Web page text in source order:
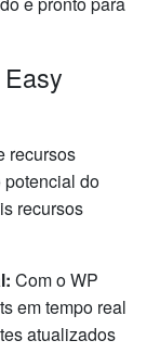
recursos
potencial do
recursos
Com o WP
em tempo real
atualizados